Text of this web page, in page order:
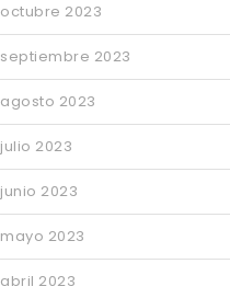
octubre 2023
septiembre 2023
agosto 2023
julio 2023
junio 2023
mayo 2023
abril 2023